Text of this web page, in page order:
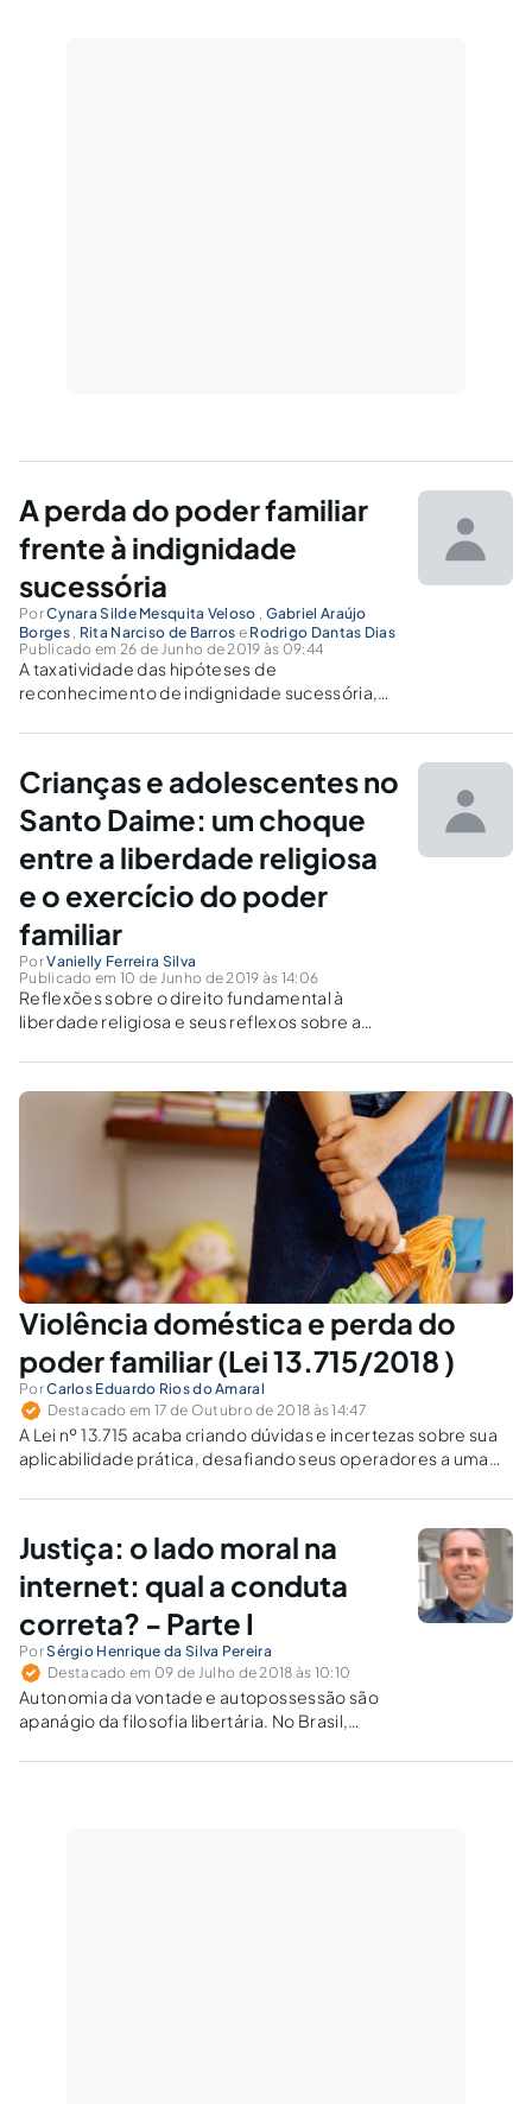
A perda do poder familiar
frente à indignidade
sucessória
PorCynara Silde Mesquita Veloso , Gabriel Araújo
Borges , Rita Narciso de Barros e Rodrigo Dantas Dias
Publicado em 26 de Junho de 2019 às 09:44
A taxatividade das hipóteses de
reconhecimento de indignidade sucessória,
vista a possibilidade de relacioná-las com a
institutos provêm da quebra de afeto.
Crianças e adolescentes no
Santo Daime: um choque
entre a liberdade religiosa
e o exercício do poder
familiar
PorVanielly Ferreira Silva
Publicado em 10 de Junho de 2019 às 14:06
Reflexões sobre o direito fundamental à
liberdade religiosa e seus reflexos sobre a
filhos na religião ayahuasqueira, dentro do
exercício do poder familiar.
Violência doméstica e perda do
poder familiar (Lei 13.715/2018 )
PorCarlos Eduardo Rios do Amaral
Destacado em 17 de Outubro de 2018 às 14:47
A Lei nº 13.715 acaba criando dúvidas e incertezas sobre sua
aplicabilidade prática, desafiando seus operadores a uma
Justiça: o lado moral na
internet: qual a conduta
correta? - Parte I
PorSérgio Henrique da Silva Pereira
Destacado em 09 de Julho de 2018 às 10:10
Autonomia da vontade e autopossessão são
apanágio da filosofia libertária. No Brasil,
'liberal conservador'. Até que momento é